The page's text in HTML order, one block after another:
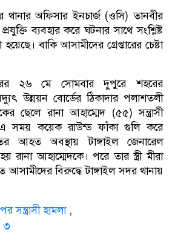
থানার অফিসার ইনচার্জ (ওসি) তানবীর
ব্যবহার করে ঘটনার সাথে সংশ্লিষ্ট
বাকি আসামীদের গ্রেপ্তারের চেষ্টা
২৬ মে সোমবার দুপুরে শহরের
উন্নয়ন বোর্ডের ঠিকাদার পলাশতলী
ছেলে রানা আহাম্মেদ (৫৫) সন্ত্রাসী
সময় কয়েক রাউন্ড ফাঁকা গুলি করে
আহত অবস্থায় টাঙ্গাইল জেনারেল
রানা আহাম্মেদকে। পরে তার স্ত্রী মীরা
আসামীদের বিরুদ্ধে টাঙ্গাইল সদর থানায়
সন্ত্রাসী হামলা ,
৩